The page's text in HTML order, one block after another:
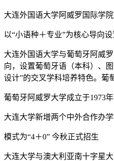
大连外国语大学阿威罗国际学院
以“小语种＋专业”为核心导向
大连外国语大学与葡萄牙阿威
向，设置葡萄牙语（本科）、
设计”的交叉学科培养特色。葡
葡萄牙阿威罗大学成立于1973
大连大学新增两个中外合作办学
模式为“4＋0” 今秋正式招生
大连大学与澳大利亚南十字星